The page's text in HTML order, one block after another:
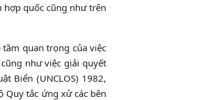
hợp quốc cũng như trên
quan trọng của việc
như việc giải quyết
Biển (UNCLOS) 1982,
Quy tắc ứng xử các bên